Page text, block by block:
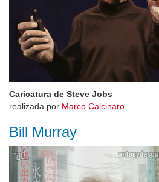
Caricatura de Steve Jobs
realizada por Marco Calcinaro
Bill Murray